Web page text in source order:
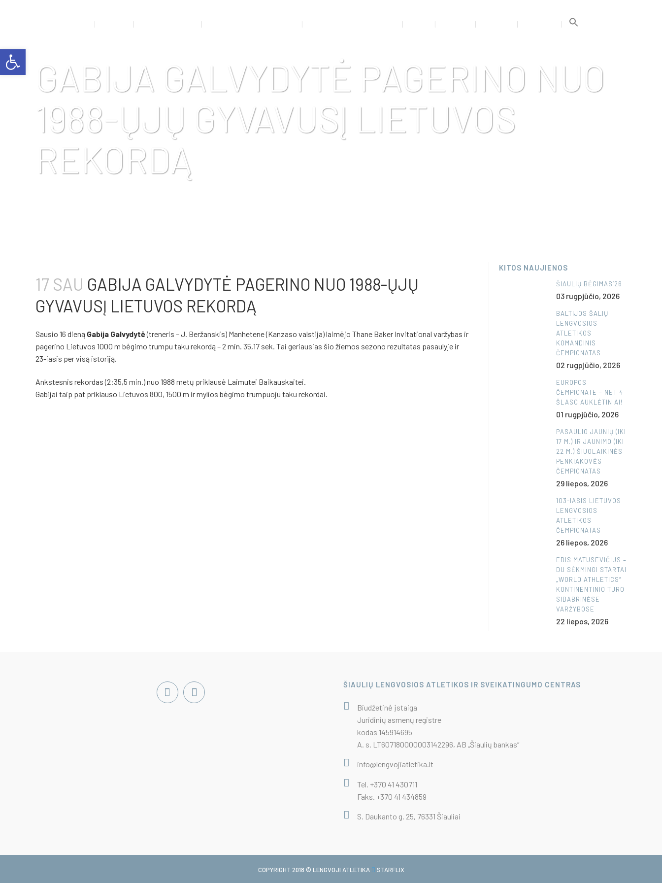
GABIJA GALVYDYTĖ PAGERINO NUO
1988-ŲJŲ GYVAVUSĮ LIETUVOS
REKORDĄ
17 SAU GABIJA GALVYDYTĖ PAGERINO NUO 1988-ŲJŲ
GYVAVUSĮ LIETUVOS REKORDĄ
Sausio 16 dieną Gabija Galvydytė(treneris – J. Beržanskis) Manhetene (Kanzaso valstija) laimėjo Thane Baker Invitational varžybas ir
pagerino Lietuvos 1000 m bėgimo trumpu taku rekordą – 2 min. 35,17 sek. Tai geriausias šio žiemos sezono rezultatas pasaulyje ir
23-iasis per visą istoriją.
Ankstesnis rekordas (2:35,5 min.) nuo 1988 metų priklausė Laimutei Baikauskaitei.
Gabijai taip pat priklauso Lietuvos 800, 1500 m ir mylios bėgimo trumpuoju taku rekordai.
KITOS NAUJIENOS
ŠIAULIŲ BĖGIMAS’26
03 rugpjūčio, 2026
BALTIJOS ŠALIŲ
LENGVOSIOS
ATLETIKOS
KOMANDINIS
ČEMPIONATAS
02 rugpjūčio, 2026
EUROPOS
ČEMPIONATE – NET 4
ŠLASC AUKLĖTINIAI!
01 rugpjūčio, 2026
PASAULIO JAUNIŲ (IKI
17 M.) IR JAUNIMO (IKI
22 M.) ŠIUOLAIKINĖS
PENKIAKOVĖS
ČEMPIONATAS
29 liepos, 2026
103-IASIS LIETUVOS
LENGVOSIOS
ATLETIKOS
ČEMPIONATAS
26 liepos, 2026
EDIS MATUSEVIČIUS –
DU SĖKMINGI STARTAI
„WORLD ATHLETICS“
KONTINENTINIO TURO
SIDABRINĖSE
VARŽYBOSE
22 liepos, 2026
ŠIAULIŲ LENGVOSIOS ATLETIKOS IR SVEIKATINGUMO CENTRAS
Biudžetinė įstaiga
Juridinių asmenų registre
kodas 145914695
A. s. LT607180000003142296, AB „Šiaulių bankas“
info@lengvojiatletika.lt
Tel. +370 41 430711
Faks. +370 41 434859
S. Daukanto g. 25, 76331 Šiauliai
COPYRIGHT 2018 © LENGVOJI ATLETIKA STARFLIX
Open toolbar